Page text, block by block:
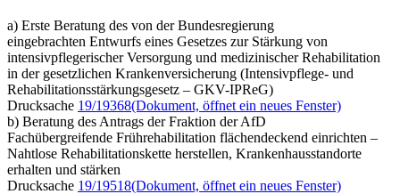
a) Erste Beratung des von der Bundesregierung
eingebrachten Entwurfs eines Gesetzes zur Stärkung von
intensivpflegerischer Versorgung und medizinischer Rehabilitation
in der gesetzlichen Krankenversicherung (Intensivpflege- und
Rehabilitationsstärkungsgesetz – GKV-IPReG)
Drucksache 19/19368(Dokument, öffnet ein neues Fenster)
b) Beratung des Antrags der Fraktion der AfD
Fachübergreifende Frührehabilitation flächendeckend einrichten –
Nahtlose Rehabilitationskette herstellen, Krankenhausstandorte
erhalten und stärken
Drucksache 19/19518(Dokument, öffnet ein neues Fenster)